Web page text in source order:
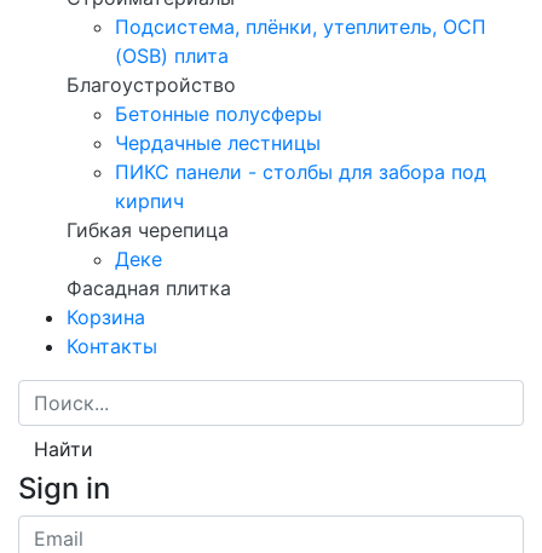
Подсистема, плёнки, утеплитель, ОСП
(OSB) плита
Благоустройство
Бетонные полусферы
Чердачные лестницы
ПИКС панели - столбы для забора под
кирпич
Гибкая черепица
Деке
Фасадная плитка
Корзина
Контакты
Найти
Sign in